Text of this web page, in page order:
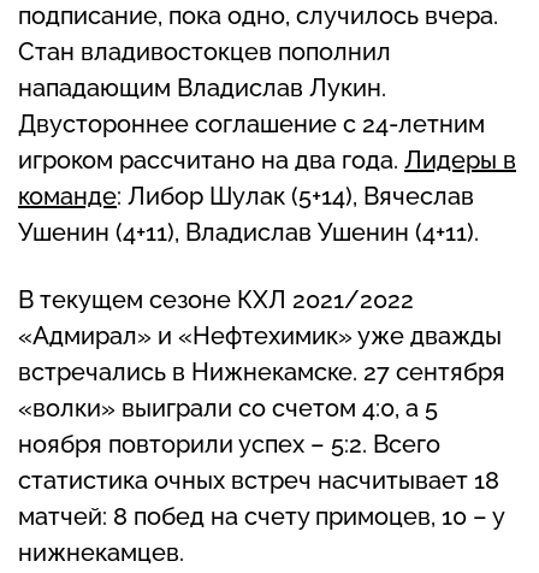
подписание, пока одно, случилось вчера.
Стан владивостокцев пополнил
нападающим Владислав Лукин.
Двустороннее соглашение с 24-летним
игроком рассчитано на два года. Лидеры в
команде: Либор Шулак (5+14), Вячеслав
Ушенин (4+11), Владислав Ушенин (4+11).
В текущем сезоне КХЛ 2021/2022
«Адмирал» и «Нефтехимик» уже дважды
встречались в Нижнекамске. 27 сентября
«волки» выиграли со счетом 4:0, а 5
ноября повторили успех – 5:2. Всего
статистика очных встреч насчитывает 18
матчей: 8 побед на счету примоцев, 10 – у
нижнекамцев.